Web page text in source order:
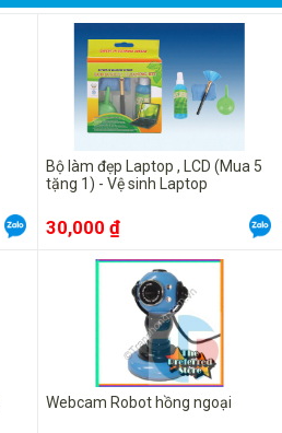
Bộ làm đẹp Laptop , LCD (Mua 5
tặng 1) - Vệ sinh Laptop
30,000 ₫
Webcam Robot hồng ngoại